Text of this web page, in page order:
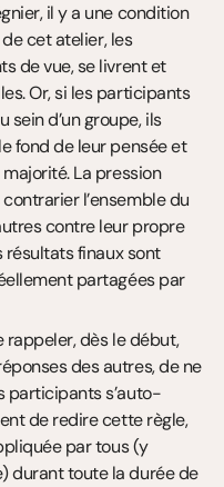
il y a une condition
cet atelier, les
de vue, se livrent et
Or, si les participants
sein d’un groupe, ils
fond de leur pensée et
La pression
l’ensemble du
contre leur propre
résultats finaux sont
partagées par
rappeler, dès le début,
des autres, de ne
participants s’auto-
de redire cette règle,
par tous (y
durant toute la durée de